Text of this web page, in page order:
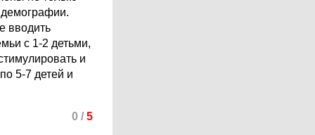
демографии.
вводить
с 1-2 детьми,
и
5-7 детей и
0 / 5